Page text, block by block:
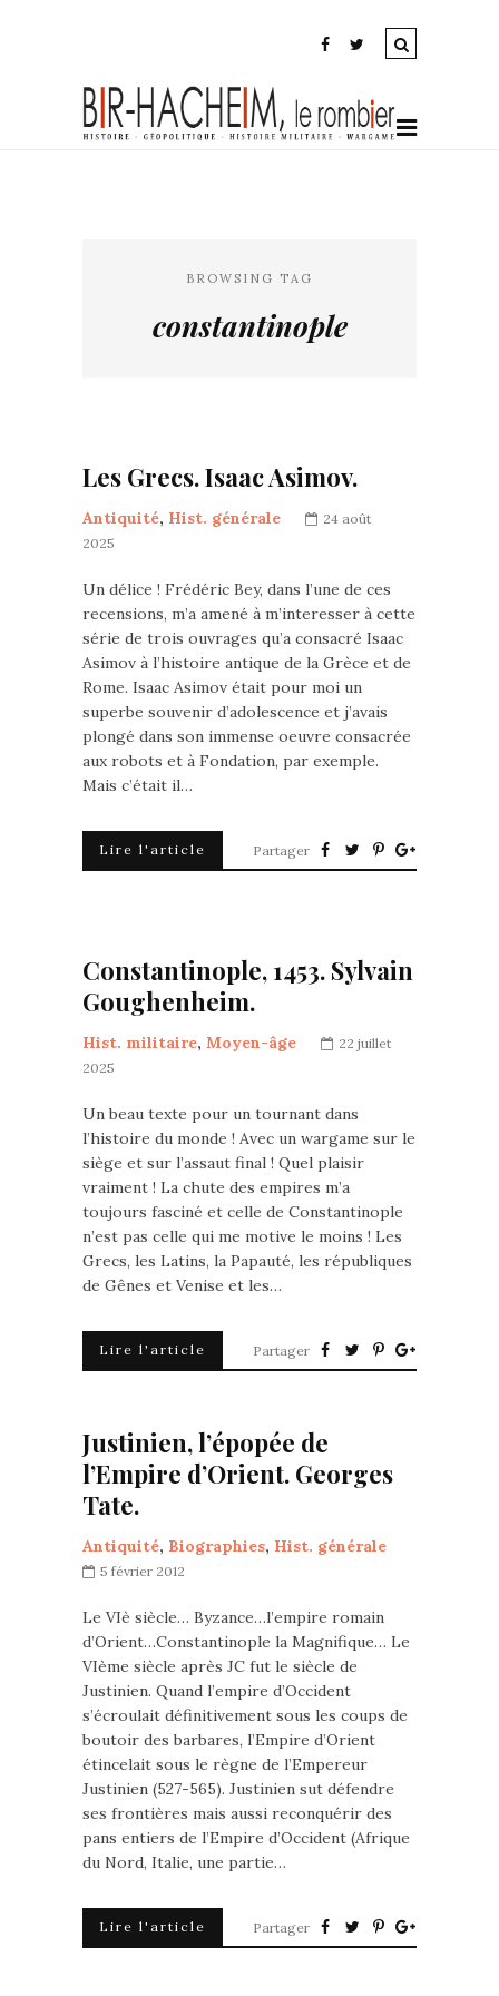
BROWSING TAG
constantinople
Les Grecs. Isaac Asimov.
Antiquité, Hist. générale
24 août
2025
Un délice ! Frédéric Bey, dans l’une de ces
recensions, m’a amené à m’interesser à cette
série de trois ouvrages qu’a consacré Isaac
Asimov à l’histoire antique de la Grèce et de
Rome. Isaac Asimov était pour moi un
superbe souvenir d’adolescence et j’avais
plongé dans son immense oeuvre consacrée
aux robots et à Fondation, par exemple.
Mais c’était il…
Lire l'article Partager
Constantinople, 1453. Sylvain
Goughenheim.
Hist. militaire, Moyen-âge
22 juillet
2025
Un beau texte pour un tournant dans
l’histoire du monde ! Avec un wargame sur le
siège et sur l’assaut final ! Quel plaisir
vraiment ! La chute des empires m’a
toujours fasciné et celle de Constantinople
n’est pas celle qui me motive le moins ! Les
Grecs, les Latins, la Papauté, les républiques
de Gênes et Venise et les…
Lire l'article Partager
Justinien, l’épopée de
l’Empire d’Orient. Georges
Tate.
Antiquité, Biographies, Hist. générale
5 février 2012
Le VIè siècle… Byzance…l’empire romain
d’Orient…Constantinople la Magnifique… Le
VIème siècle après JC fut le siècle de
Justinien. Quand l’empire d’Occident
s’écroulait définitivement sous les coups de
boutoir des barbares, l’Empire d’Orient
étincelait sous le règne de l’Empereur
Justinien (527-565). Justinien sut défendre
ses frontières mais aussi reconquérir des
pans entiers de l’Empire d’Occident (Afrique
du Nord, Italie, une partie…
Lire l'article Partager